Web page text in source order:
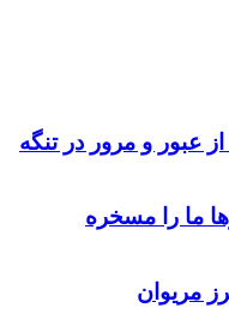
عبور و مرور در تنگه
ما را مسخره
مریوان